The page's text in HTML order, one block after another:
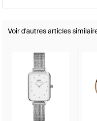
Voir d'autres articles